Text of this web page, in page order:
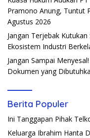
Pramono Anung, Tuntut
Agustus 2026
Jangan Terjebak
Ekosistem Industri
Jangan Sampai
Dokumen yang
Berita Populer
Ini Tanggapan Pihak
Keluarga Ibrahim Hanta